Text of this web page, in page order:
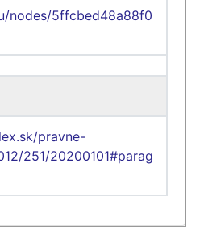
nodes/5ffcbed48a88f0
pravne-
251/20200101#parag